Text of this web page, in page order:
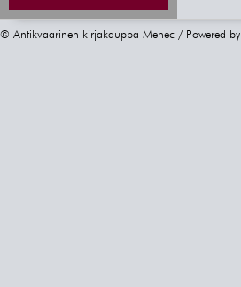
© Antikvaarinen kirjakauppa Menec / Powered by